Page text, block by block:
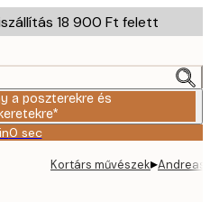
18 900 Ft felett
a poszterekre és
0 sec
Érvényes:
Kortárs művészek▸Andreas